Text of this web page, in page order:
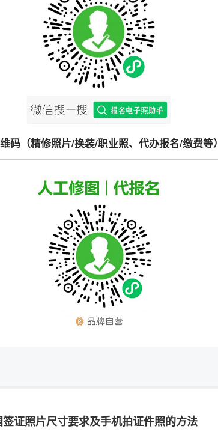
码（精修照片/换装/职业照、代办报名/缴费等
证照片尺寸要求及手机拍证件照的方法